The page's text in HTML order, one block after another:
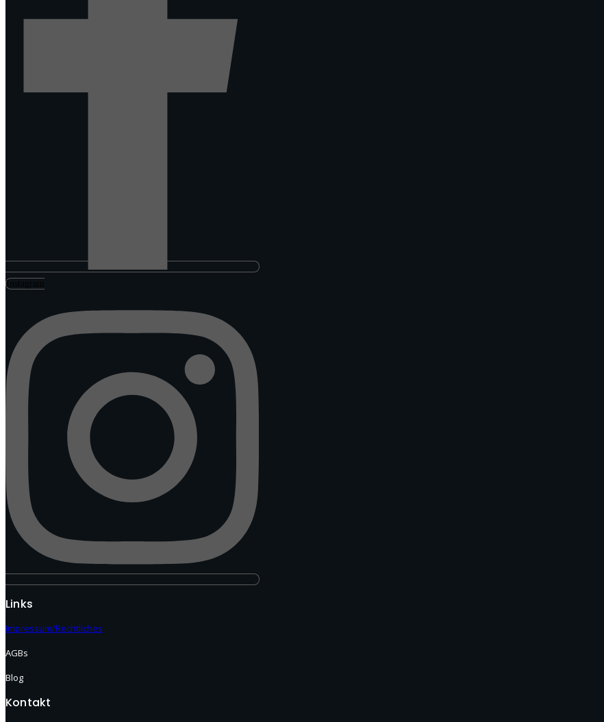
Instagram
Links
Impressum/Rechtliches
AGBs
Blog
Kontakt